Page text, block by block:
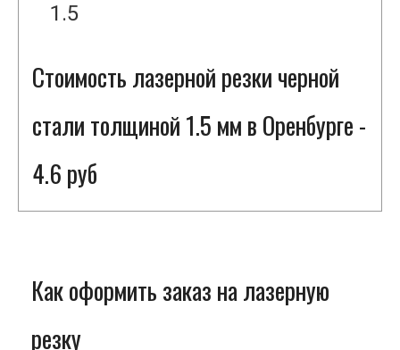
1.5
Стоимость лазерной резки черной
стали толщиной 1.5 мм в Оренбурге -
4.6 руб
Как оформить заказ на лазерную
резку